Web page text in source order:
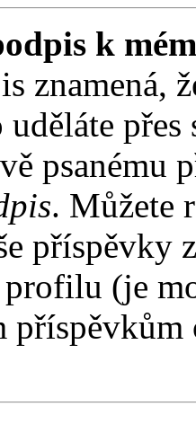
k
znamená,
psanému
. Můžete
příspěvky
(je
příspěvkům